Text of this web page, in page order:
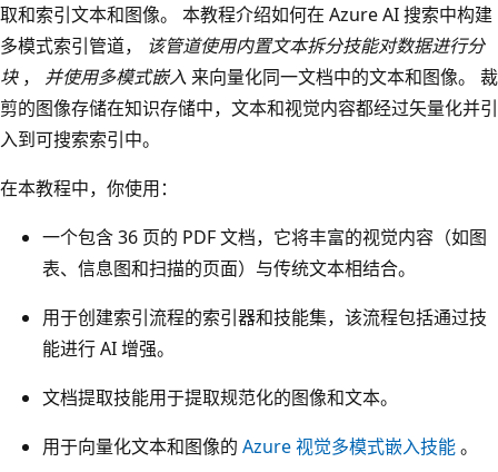
取和索引文本和图像。 本教程介绍如何在 Azure AI 搜索中构建
多模式索引管道， 该管道使用内置文本拆分技能对数据进行分
块， 并使用多模式嵌入 来向量化同一文档中的文本和图像。 裁
剪的图像存储在知识存储中，文本和视觉内容都经过矢量化并引
入到可搜索索引中。
在本教程中，你使用：
一个包含 36 页的 PDF 文档，它将丰富的视觉内容（如图
表、信息图和扫描的页面）与传统文本相结合。
用于创建索引流程的索引器和技能集，该流程包括通过技
能进行 AI 增强。
文档提取技能用于提取规范化的图像和文本。
用于向量化文本和图像的 Azure 视觉多模式嵌入技能。